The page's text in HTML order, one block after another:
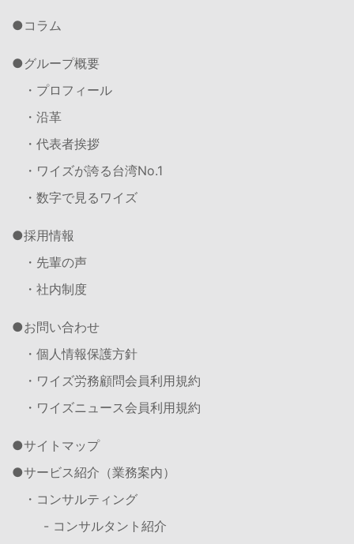
コラム
グループ概要
・プロフィール
・沿革
・代表者挨拶
・ワイズが誇る台湾No.1
・数字で見るワイズ
採用情報
・先輩の声
・社内制度
お問い合わせ
・個人情報保護方針
・ワイズ労務顧問会員利用規約
・ワイズニュース会員利用規約
サイトマップ
サービス紹介（業務案内）
・コンサルティング
- コンサルタント紹介